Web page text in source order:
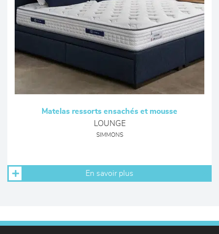
Matelas ressorts ensachés et mousse
LOUNGE
SIMMONS
En savoir plus